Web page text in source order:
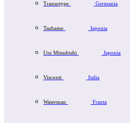
Transotype Germania
Tsubame Japonia
Uni Mitsubishi Japonia
Visconti Italia
Waterman Franta